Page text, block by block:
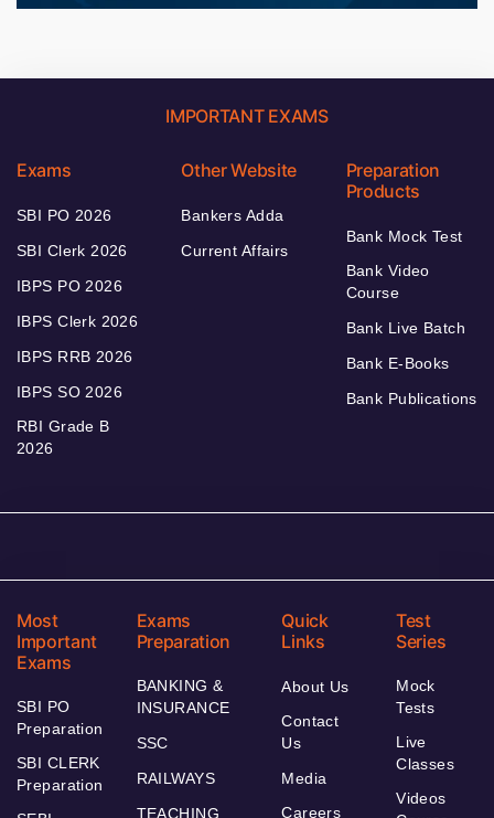
IMPORTANT EXAMS
Exams
SBI PO 2026
SBI Clerk 2026
IBPS PO 2026
IBPS Clerk 2026
IBPS RRB 2026
IBPS SO 2026
RBI Grade B
2026
Other Website
Bankers Adda
Current Affairs
Preparation
Products
Bank Mock Test
Bank Video
Course
Bank Live Batch
Bank E-Books
Bank Publications
Most
Important
Exams
SBI PO
Preparation
SBI CLERK
Preparation
Exams
Preparation
BANKING &
INSURANCE
SSC
RAILWAYS
TEACHING
Quick
Links
About Us
Contact
Us
Media
Careers
Test
Series
Mock
Tests
Live
Classes
Videos